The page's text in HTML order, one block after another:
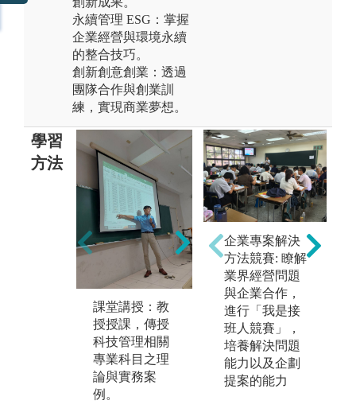
永續管理 ESG：掌握
企業經營與環境永續
的整合技巧。
創新創意創業：透過
團隊合作與創業訓
練，實現商業夢想。
學習
方法
課堂講授：教
授授課，傳授
科技管理相關
專業科目之理
論與實務案
例。
邏輯思考：科
技管理理論為
基礎，結合實
務個案進行研
討，精準判斷
分析與客觀推
理。
企業專案解決
方法競賽: 瞭解
業界經營問題
與企業合作，
進行「我是接
班人競賽」，
培養解決問題
能力以及企劃
提案的能力